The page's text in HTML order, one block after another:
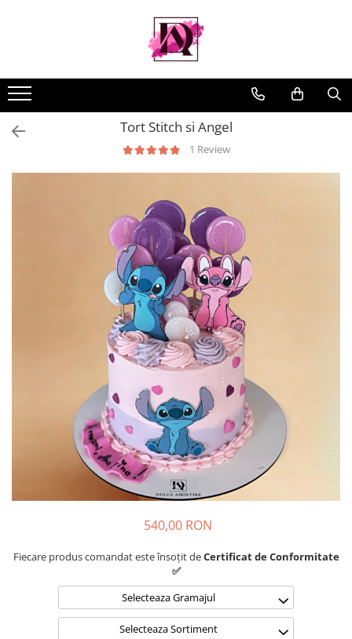
Tort Stitch si Angel
1 Review
540,00 RON
Fiecare produs comandat este însoțit deCertificat de Conformitate
✅
Selecteaza Gramajul
Selecteaza Sortiment